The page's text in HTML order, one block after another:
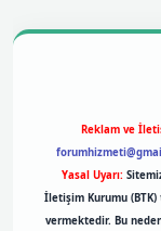
Reklam ve
Yasal Uyarı:
İletişim Kurumu (BTK)
vermektedir. Bu